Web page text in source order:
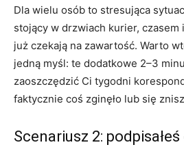
Dla wielu osób to stresująca
stojący w drzwiach kurier,
już czekają na zawartość. Warto
jedną myśl: te dodatkowe 2–3
zaoszczędzić Ci tygodni
faktycznie coś zginęło lub się
Scenariusz 2: